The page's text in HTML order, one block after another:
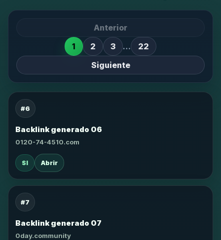
Anterior
1
2 3 …
22
Siguiente
#6
Backlink generado 06
0120-74-4510.com
SI Abrir
#7
Backlink generado 07
0day.community